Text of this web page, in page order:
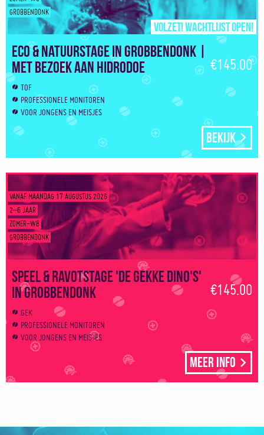
GROBBENDONK
Volzet! Wachtlijst open!
Eco & Natuurstage in Grobbendonk |
Met bezoek aan Hidrodoe
€145.00
TOF
PROFESSIONELE MONITOREN
VOOR JONGENS EN MEISJES
Bekijk
VANAF MAANDAG 17 AUGUSTUS 2026
2–6 JAAR
ZOMER-W8
GROBBENDONK
Speel & Ravotstage 'De gekke dino's'
in Grobbendonk
€145.00
GEK
PROFESSIONELE MONITOREN
VOOR JONGENS EN MEISJES
Meer info